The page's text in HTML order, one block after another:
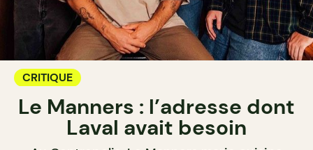
CRITIQUE
Le Manners : l’adresse dont
Laval avait besoin